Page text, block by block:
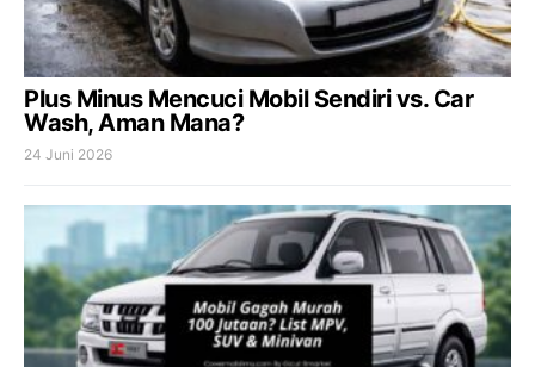
Plus Minus Mencuci Mobil Sendiri vs. Car
Wash, Aman Mana?
24 Juni 2026